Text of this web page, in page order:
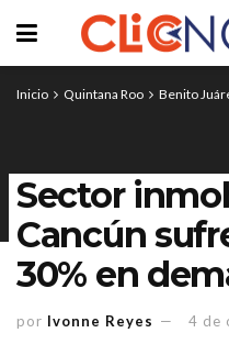
Inicio Quintana Roo Benito
Sector
Cancún
30% en
por Ivonne Reyes 4 de